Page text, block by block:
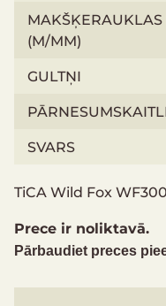
(M/MM)
GULTŅI
SVARS
TiCA Wild Fox
Prece ir noliktavā.
Pārbaudiet preces